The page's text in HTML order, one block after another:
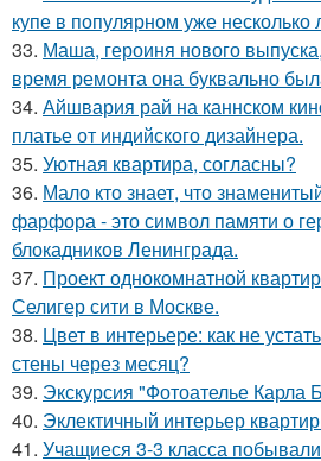
купе в популярном уже несколько
33. Маша, героиня нового
время ремонта она буквально
34. Айшвария рай на каннском
платье от индийского дизайнера.
35. Уютная квартира, согласны?
36. Мало кто знает, что
фарфора - это символ памяти о
блокадников Ленинграда.
37. Проект однокомнатной
Селигер сити в Москве.
38. Цвет в интерьере: как не
стены через месяц?
39. Экскурсия "Фотоателье Карла
40. Эклектичный интерьер
41. Учащиеся 3-3 класса